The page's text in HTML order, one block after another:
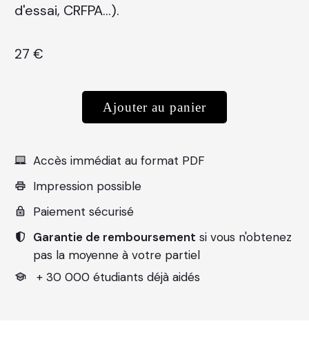
d'essai, CRFPA...).
27 €
Ajouter au panier
Accès immédiat au format PDF
Impression possible
Paiement sécurisé
Garantie de remboursement si vous n'obtenez
pas la moyenne à votre partiel
+ 30 000 étudiants déjà aidés